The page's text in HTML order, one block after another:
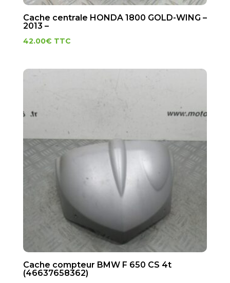
Cache centrale HONDA 1800 GOLD-WING –
2013 –
42.00€ TTC
Cache compteur BMW F 650 CS 4t
(46637658362)